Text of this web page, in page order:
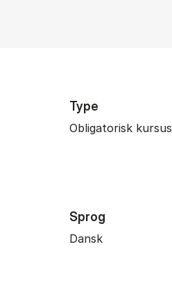
Type
Obligatorisk kursus
Sprog
Dansk